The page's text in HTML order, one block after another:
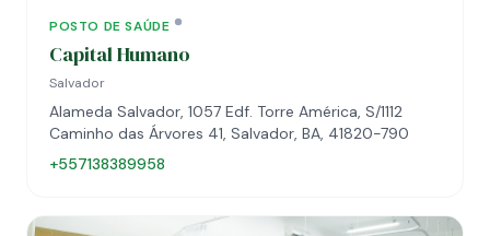
POSTO DE SAÚDE
Capital Humano
Salvador
Alameda Salvador, 1057 Edf. Torre América, S/1112
Caminho das Árvores 41, Salvador, BA, 41820-790
+557138389958